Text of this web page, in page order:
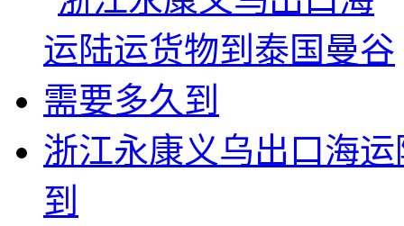
浙江永康义乌出口海
到